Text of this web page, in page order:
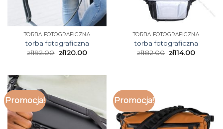
TORBA FOTOGRAFICZNA
torba fotograficzna
zł192.00 zł120.00
TORBA FOTOGRAFICZNA
torba fotograficzna
zł182.00 zł114.00
Promocja! Promocja!